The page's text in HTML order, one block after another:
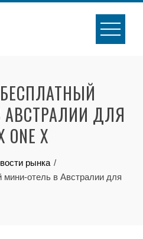
БЕСПЛАТНЫЙ
ДЛЯ
X
рынка
мини-отель в Австралии для